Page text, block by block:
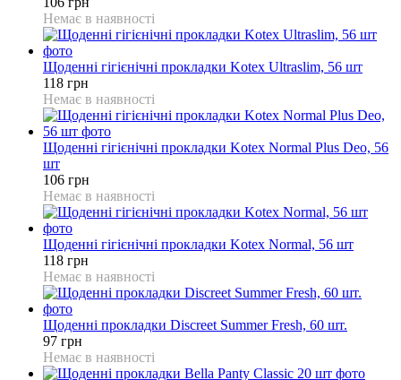
Немає в наявності
Щоденні гігієнічні прокладки Kotex Ultraslim, 56 шт
118 грн
Немає в наявності
Щоденні гігієнічні прокладки Kotex Normal Plus Deo, 56
шт
106 грн
Немає в наявності
Щоденні гігієнічні прокладки Kotex Normal, 56 шт
118 грн
Немає в наявності
Щоденні прокладки Discreet Summer Fresh, 60 шт.
97 грн
Немає в наявності